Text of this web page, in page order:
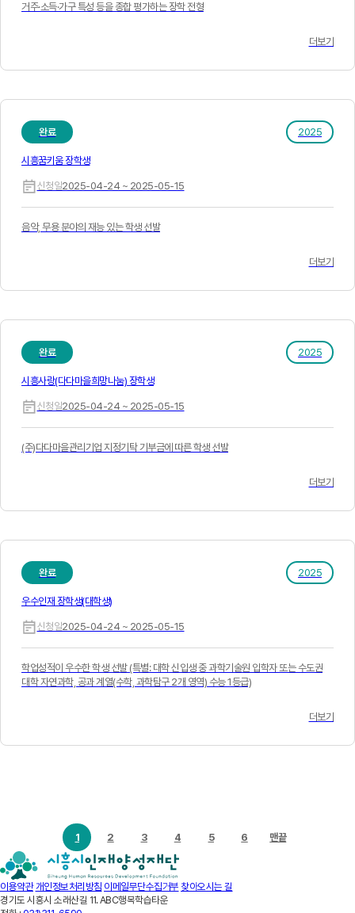
거주·소득·가구 특성 등을 종합 평가하는 장학 전형
더보기
완료 2025
시흥꿈키움 장학생
신청일2025-04-24 ~ 2025-05-15
음악, 무용 분야의 재능 있는 학생 선발
더보기
완료 2025
시흥사랑(다다마을희망나눔) 장학생
신청일2025-04-24 ~ 2025-05-15
(주)다다마을관리기업 지정기탁 기부금에 따른 학생 선발
더보기
완료 2025
우수인재 장학생(대학생)
신청일2025-04-24 ~ 2025-05-15
학업성적이 우수한 학생 선발 (특별: 대학 신입생 중 과학기술원 입학자 또는 수도권
대학 자연과학, 공과 계열(수학, 과학탐구 2개 영역) 수능 1등급)
더보기
1 2 3 4 5 6 맨끝
이용약관 개인정보처리방침 이메일무단수집거부 찾아오시는 길
경기도 시흥시 소래산길 11. ABC행복학습타운